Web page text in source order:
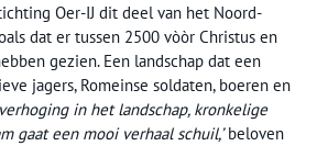
Oer-IJ dit deel van het Noord-
dat er tussen 2500 vòòr Christus en
gezien. Een landschap dat een
jagers, Romeinse soldaten, boeren en
in het landschap, kronkelige
gaat een mooi verhaal schuil,’beloven